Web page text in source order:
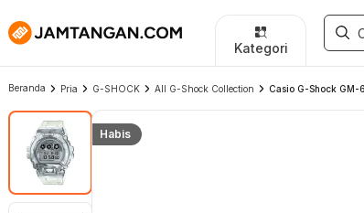
Kategori
Beranda Pria G-SHOCK All G-Shock Collection Casio G-Shock
Habis